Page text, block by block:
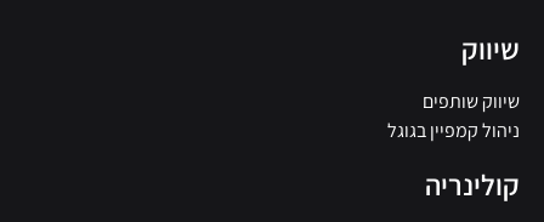
שיווק
שיווק שותפים
ניהול קמפיין בגוגל
קולינריה